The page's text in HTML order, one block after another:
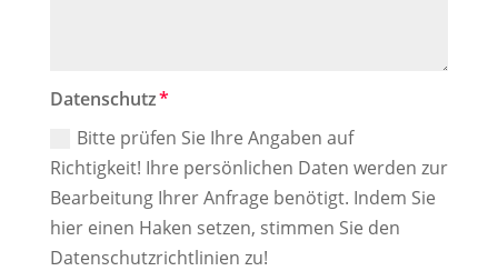
Datenschutz
Bitte prüfen Sie Ihre Angaben auf
Richtigkeit! Ihre persönlichen Daten werden zur
Bearbeitung Ihrer Anfrage benötigt. Indem Sie
hier einen Haken setzen, stimmen Sie den
Datenschutzrichtlinien zu!